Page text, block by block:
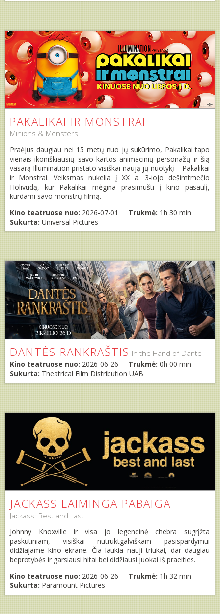
PAKALIKAI IR MONSTRAI
Minions & Monsters
Praėjus daugiau nei 15 metų nuo jų sukūrimo, Pakalikai tapo
vienais ikoniškiausių savo kartos animacinių personažų ir šią
vasarą Illumination pristato visiškai naują jų nuotykį – Pakalikai
ir Monstrai. Veiksmas nukelia į XX a. 3-iojo dešimtmečio
Holivudą, kur Pakalikai mėgina prasimušti į kino pasaulį,
kurdami savo monstrų filmą.
Kino teatruose nuo: 2026-07-01 Trukmė: 1h 30 min
Sukurta: Universal Pictures
DANTĖS RANKRAŠTIS In the Hand of Dante
Kino teatruose nuo: 2026-06-26 Trukmė: 0h 00 min
Sukurta: Theatrical Film Distribution UAB
JACKASS LAIMINGA PABAIGA
Jackass: Best and Last
Johnny Knoxville ir visa jo legendinė chebra sugrįžta
paskutiniam, visiškai nutrūktgalviškam pasispardymui
didžiajame kino ekrane. Čia laukia nauji triukai, dar daugiau
beprotybės ir garsiausi hitai bei didžiausi juokai iš praeities.
Kino teatruose nuo: 2026-06-26 Trukmė: 1h 32 min
Sukurta: Paramount Pictures